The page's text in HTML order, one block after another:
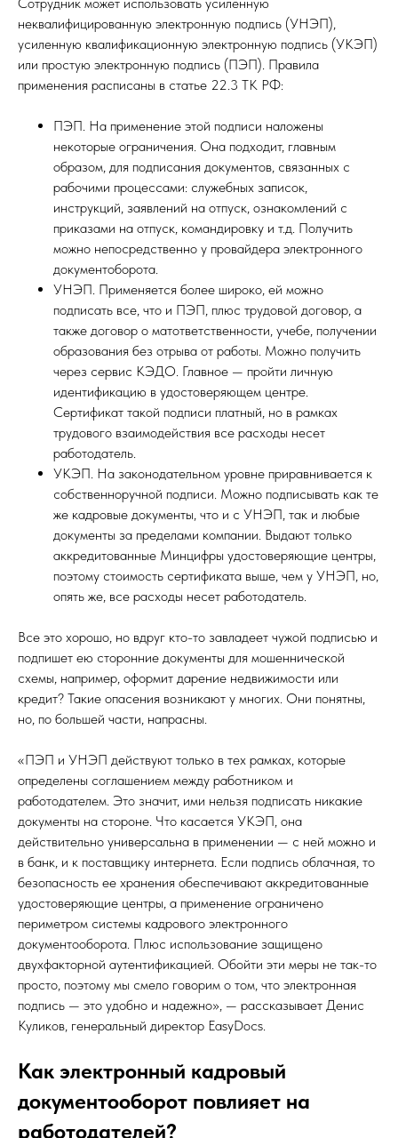
неквалифицированную электронную подпись (УНЭП),
усиленную квалификационную электронную подпись (УКЭП)
или простую электронную подпись (ПЭП). Правила
применения расписаны в статье 22.3 ТК РФ:
ПЭП. На применение этой подписи наложены
некоторые ограничения. Она подходит, главным
образом, для подписания документов, связанных с
рабочими процессами: служебных записок,
инструкций, заявлений на отпуск, ознакомлений с
приказами на отпуск, командировку и т.д. Получить
можно непосредственно у провайдера электронного
документоборота.
УНЭП. Применяется более широко, ей можно
подписать все, что и ПЭП, плюс трудовой договор, а
также договор о матответственности, учебе, получении
образования без отрыва от работы. Можно получить
через сервис КЭДО. Главное — пройти личную
идентификацию в удостоверяющем центре.
Сертификат такой подписи платный, но в рамках
трудового взаимодействия все расходы несет
работодатель.
УКЭП. На законодательном уровне приравнивается к
собственноручной подписи. Можно подписывать как те
же кадровые документы, что и с УНЭП, так и любые
документы за пределами компании. Выдают только
аккредитованные Минцифры удостоверяющие центры,
поэтому стоимость сертификата выше, чем у УНЭП, но,
опять же, все расходы несет работодатель.
Все это хорошо, но вдруг кто-то завладеет чужой подписью и
подпишет ею сторонние документы для мошеннической
схемы, например, оформит дарение недвижимости или
кредит? Такие опасения возникают у многих. Они понятны,
но, по большей части, напрасны.
«ПЭП и УНЭП действуют только в тех рамках, которые
определены соглашением между работником и
работодателем. Это значит, ими нельзя подписать никакие
документы на стороне. Что касается УКЭП, она
действительно универсальна в применении — с ней можно и
в банк, и к поставщику интернета. Если подпись облачная, то
безопасность ее хранения обеспечивают аккредитованные
удостоверяющие центры, а применение ограничено
периметром системы кадрового электронного
документооборота. Плюс использование защищено
двухфакторной аутентификацией. Обойти эти меры не так-то
просто, поэтому мы смело говорим о том, что электронная
подпись — это удобно и надежно», — рассказывает Денис
Куликов, генеральный директор EasyDocs.
Как электронный кадровый
документооборот повлияет на
работодателей?